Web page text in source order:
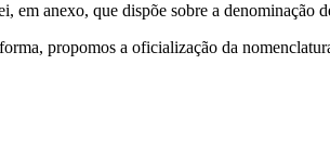
em anexo, que dispõe sobre a
propomos a oficialização da